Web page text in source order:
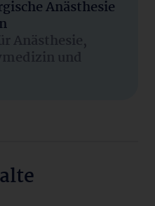
Anästhesie
Anästhesie,
und